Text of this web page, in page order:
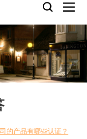
的产品有哪些认证？